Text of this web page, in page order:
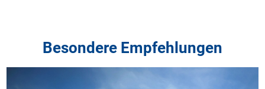
Besondere Empfehlungen